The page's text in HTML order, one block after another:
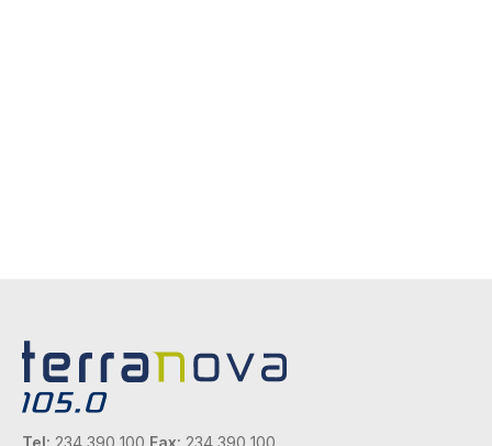
Tel: 234 390 100 Fax: 234 390 100